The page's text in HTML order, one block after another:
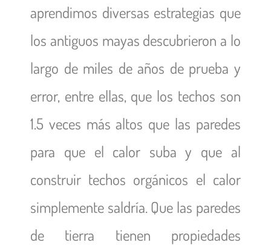
aprendimos diversas estrategias que
los antiguos mayas descubrieron a lo
largo de miles de años de prueba y
error, entre ellas, que los techos son
1.5 veces más altos que las paredes
para que el calor suba y que al
construir techos orgánicos el calor
simplemente saldría. Que las paredes
de tierra tienen propiedades